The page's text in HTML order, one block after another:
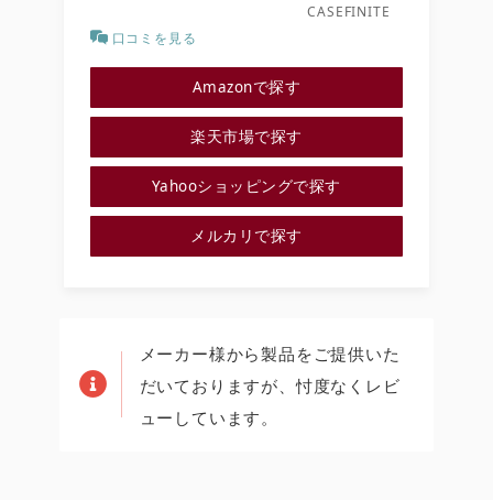
CASEFINITE
口コミを見る
Amazonで探す
楽天市場で探す
Yahooショッピングで探す
メルカリで探す
メーカー様から製品をご提供いた
だいておりますが、忖度なくレビ
ューしています。